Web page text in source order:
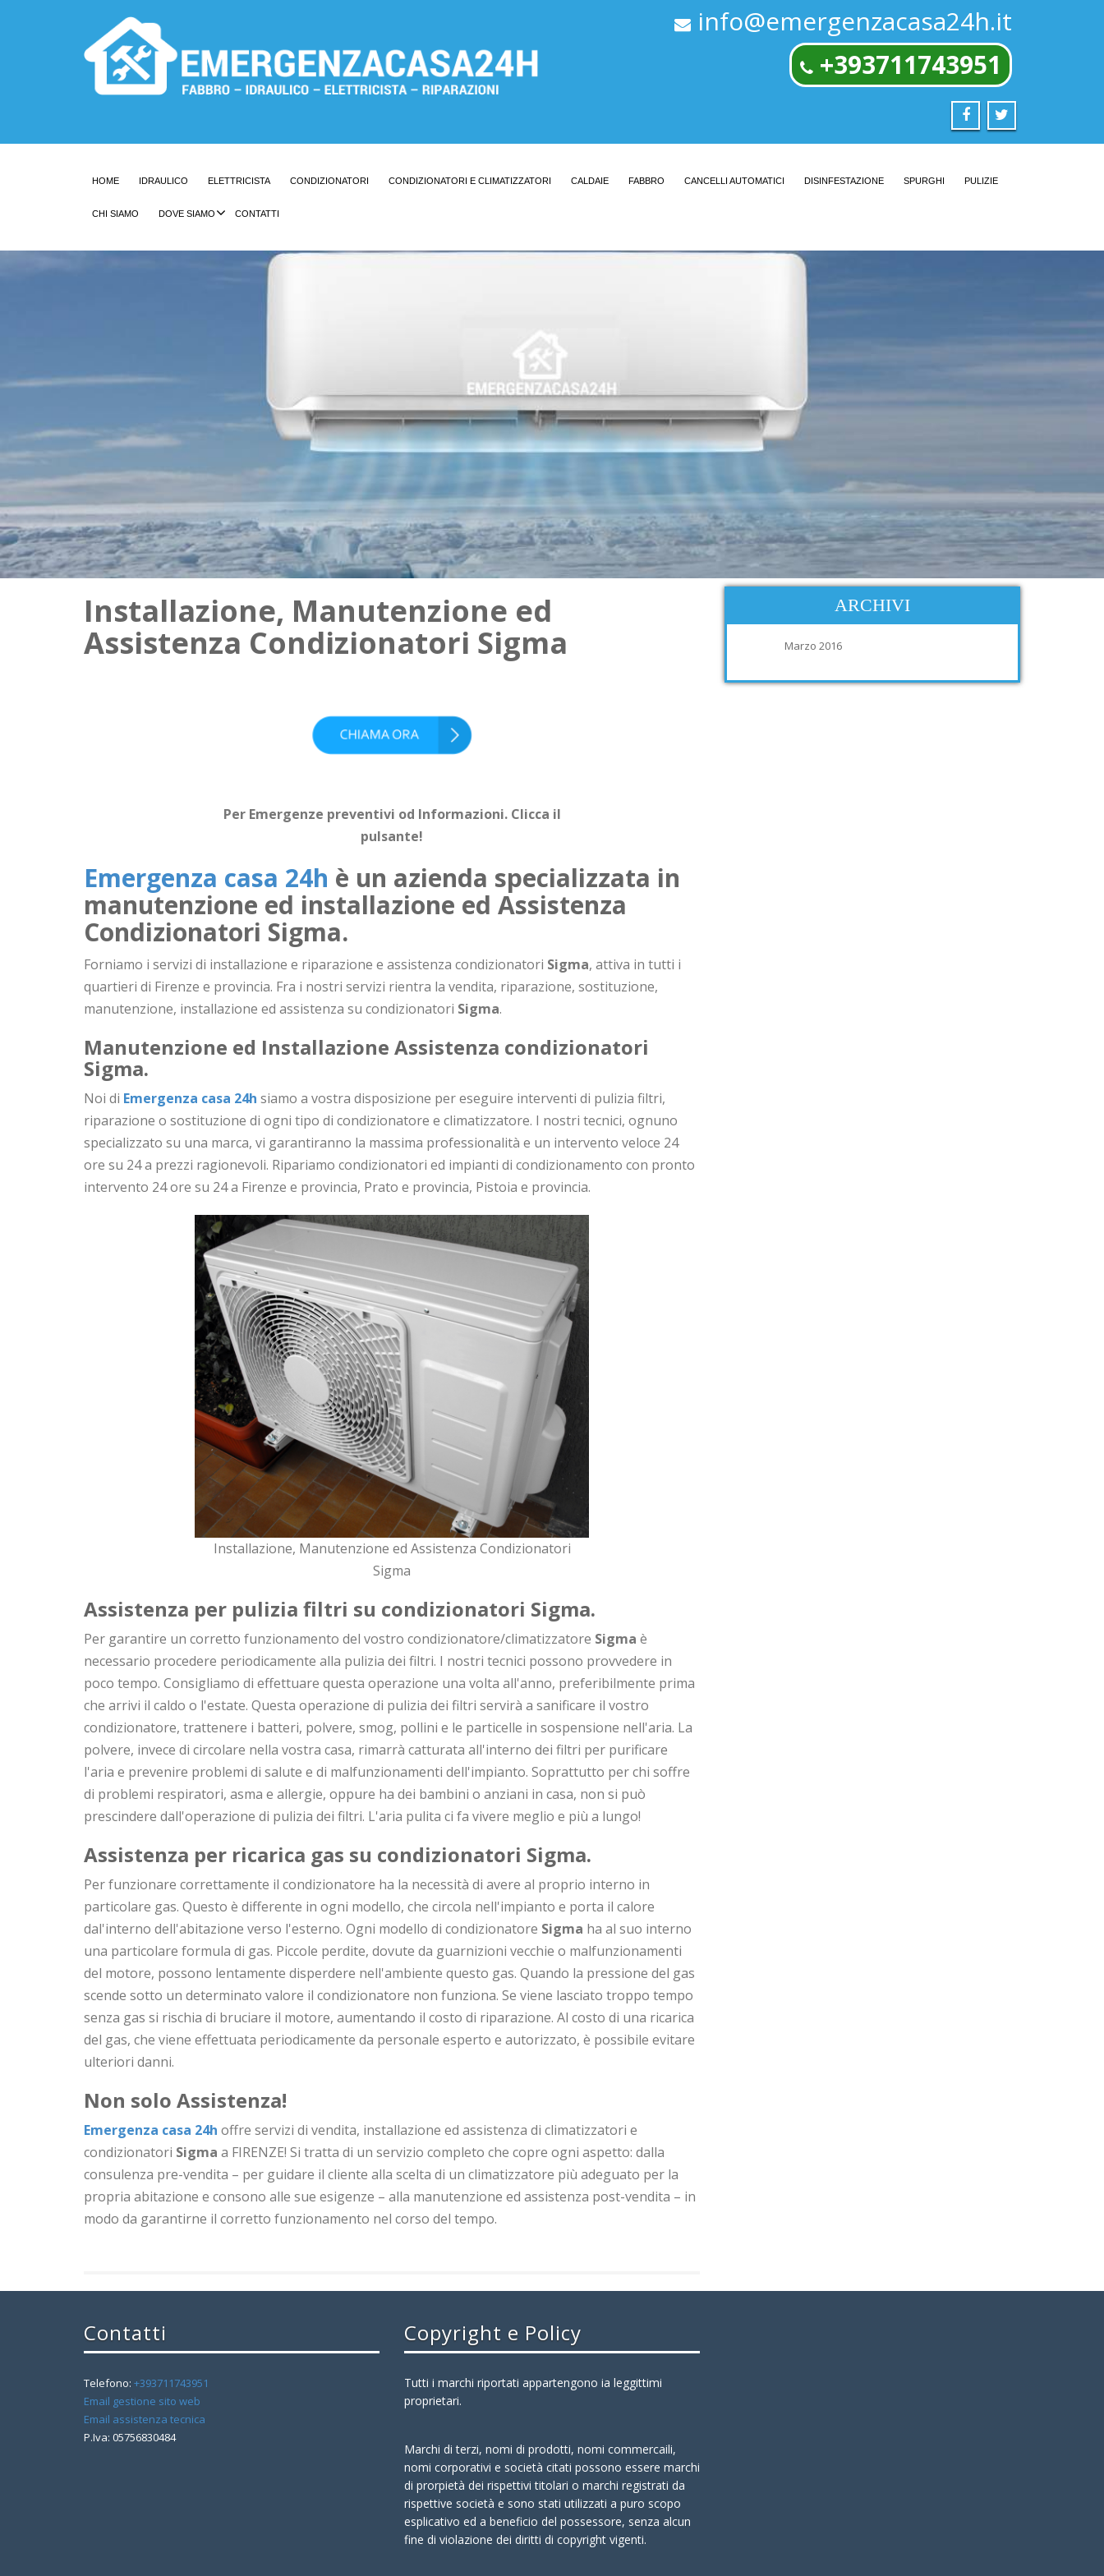
info@emergenzacasa24h.it
+393711743951
HOME IDRAULICO ELETTRICISTA CONDIZIONATORI CONDIZIONATORI E CLIMATIZZATORI CALDAIE FABBRO CANCELLI AUTOMATICI DISINFESTAZIONE SPURGHI PULIZIE
CHI SIAMO DOVE SIAMO CONTATTI
Installazione, Manutenzione ed
Assistenza Condizionatori Sigma
Per Emergenze preventivi od Informazioni. Clicca il
pulsante!
Emergenza casa 24h è un azienda specializzata in
manutenzione ed installazione ed Assistenza
Condizionatori Sigma.
Forniamo i servizi di installazione e riparazione e assistenza condizionatori Sigma, attiva in tutti i
quartieri di Firenze e provincia. Fra i nostri servizi rientra la vendita, riparazione, sostituzione,
manutenzione, installazione ed assistenza su condizionatori Sigma.
Manutenzione ed Installazione Assistenza condizionatori
Sigma.
Noi di Emergenza casa 24h siamo a vostra disposizione per eseguire interventi di pulizia filtri,
riparazione o sostituzione di ogni tipo di condizionatore e climatizzatore. I nostri tecnici, ognuno
specializzato su una marca, vi garantiranno la massima professionalità e un intervento veloce 24
ore su 24 a prezzi ragionevoli. Ripariamo condizionatori ed impianti di condizionamento con pronto
intervento 24 ore su 24 a Firenze e provincia, Prato e provincia, Pistoia e provincia.
Installazione, Manutenzione ed Assistenza Condizionatori
Sigma
Assistenza per pulizia filtri su condizionatori Sigma.
Per garantire un corretto funzionamento del vostro condizionatore/climatizzatore Sigma è
necessario procedere periodicamente alla pulizia dei filtri. I nostri tecnici possono provvedere in
poco tempo. Consigliamo di effettuare questa operazione una volta all'anno, preferibilmente prima
che arrivi il caldo o l'estate. Questa operazione di pulizia dei filtri servirà a sanificare il vostro
condizionatore, trattenere i batteri, polvere, smog, pollini e le particelle in sospensione nell'aria. La
polvere, invece di circolare nella vostra casa, rimarrà catturata all'interno dei filtri per purificare
l'aria e prevenire problemi di salute e di malfunzionamenti dell'impianto. Soprattutto per chi soffre
di problemi respiratori, asma e allergie, oppure ha dei bambini o anziani in casa, non si può
prescindere dall'operazione di pulizia dei filtri. L'aria pulita ci fa vivere meglio e più a lungo!
Assistenza per ricarica gas su condizionatori Sigma.
Per funzionare correttamente il condizionatore ha la necessità di avere al proprio interno in
particolare gas. Questo è differente in ogni modello, che circola nell'impianto e porta il calore
dal'interno dell'abitazione verso l'esterno. Ogni modello di condizionatore Sigma ha al suo interno
una particolare formula di gas. Piccole perdite, dovute da guarnizioni vecchie o malfunzionamenti
del motore, possono lentamente disperdere nell'ambiente questo gas. Quando la pressione del gas
scende sotto un determinato valore il condizionatore non funziona. Se viene lasciato troppo tempo
senza gas si rischia di bruciare il motore, aumentando il costo di riparazione. Al costo di una ricarica
del gas, che viene effettuata periodicamente da personale esperto e autorizzato, è possibile evitare
ulteriori danni.
Non solo Assistenza!
Emergenza casa 24h offre servizi di vendita, installazione ed assistenza di climatizzatori e
condizionatori Sigma a FIRENZE! Si tratta di un servizio completo che copre ogni aspetto: dalla
consulenza pre-vendita – per guidare il cliente alla scelta di un climatizzatore più adeguato per la
propria abitazione e consono alle sue esigenze – alla manutenzione ed assistenza post-vendita – in
modo da garantirne il corretto funzionamento nel corso del tempo.
ARCHIVI
Marzo 2016
Contatti
Telefono: +393711743951
Email gestione sito web
Email assistenza tecnica
P.Iva: 05756830484
Copyright e Policy
Tutti i marchi riportati appartengono ia leggittimi
proprietari.
Marchi di terzi, nomi di prodotti, nomi commercaili,
nomi corporativi e società citati possono essere marchi
di prorpietà dei rispettivi titolari o marchi registrati da
rispettive società e sono stati utilizzati a puro scopo
esplicativo ed a beneficio del possessore, senza alcun
fine di violazione dei diritti di copyright vigenti.